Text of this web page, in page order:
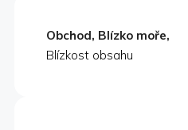
Obchod, Blízko moře,
Blízkost obsahu